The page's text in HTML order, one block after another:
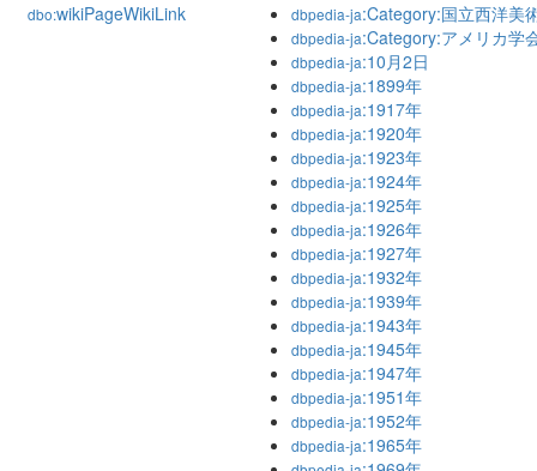
dbo:wikiPageWikiLink dbpedia-ja:Category:国立西洋美
dbpedia-ja:Category:アメリカ学
dbpedia-ja:10月2日
dbpedia-ja:1899年
dbpedia-ja:1917年
dbpedia-ja:1920年
dbpedia-ja:1923年
dbpedia-ja:1924年
dbpedia-ja:1925年
dbpedia-ja:1926年
dbpedia-ja:1927年
dbpedia-ja:1932年
dbpedia-ja:1939年
dbpedia-ja:1943年
dbpedia-ja:1945年
dbpedia-ja:1947年
dbpedia-ja:1951年
dbpedia-ja:1952年
dbpedia-ja:1965年